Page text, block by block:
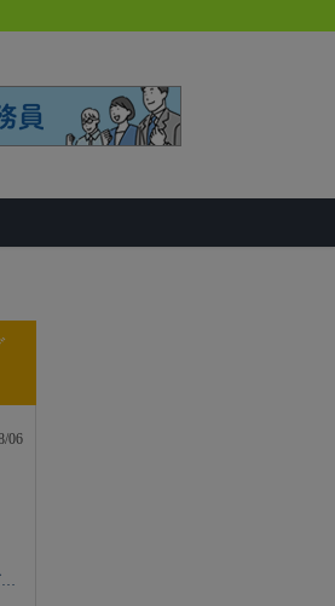
06
伊藤忠テクノソリューションズ株式会社